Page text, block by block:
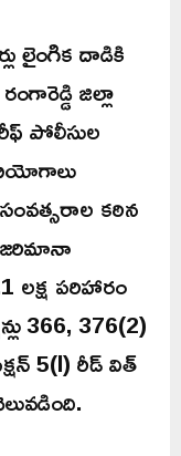
లైంగిక దాడికి
జిల్లా
పోలీసుల
కఠిన
జరిమానా
లక్ష పరిహారం
366, 376(2)
5(l) రీడ్ విత్